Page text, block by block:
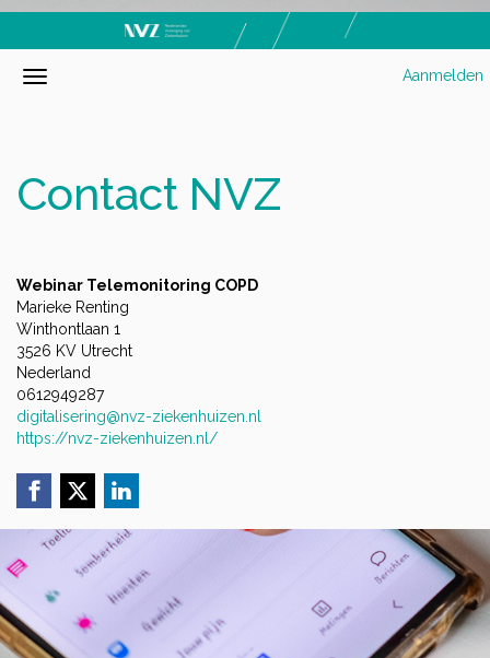
Aanmelden
Contact NVZ
Webinar Telemonitoring COPD
Marieke Renting
Winthontlaan 1
3526 KV Utrecht
Nederland
0612949287
digitalisering@nvz-ziekenhuizen.nl
https://nvz-ziekenhuizen.nl/